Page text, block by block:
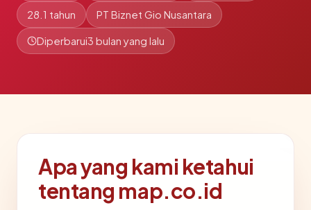
28.1 tahun PT Biznet Gio Nusantara
Diperbarui3 bulan yang lalu
Apa yang kami ketahui
tentang map.co.id